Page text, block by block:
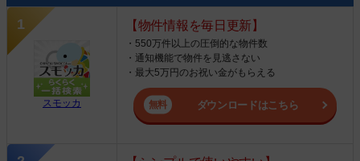
スモッカ
【物件情報を毎日更新】
・550万件以上の圧倒的な物件数
・通知機能で物件を見逃さない
・最大5万円のお祝い金がもらえる
ダウンロードはこちら